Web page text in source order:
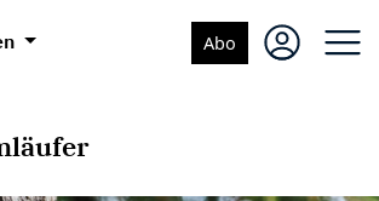
Abo